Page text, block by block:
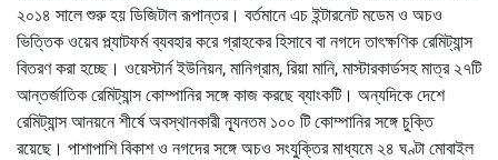
২০১৪ সালে শুরু হয় ডিজিটাল রূপান্তর। বর্তমানে এচ ইন্টারনেট মডেম ও অচও
ভিত্তিক ওয়েব প্ল্যাটফর্ম ব্যবহার করে গ্রাহকের হিসাবে বা নগদে তাৎক্ষণিক রেমিট্যান্স
বিতরণ করা হচ্ছে। ওয়েস্টার্ন ইউনিয়ন, মানিগ্রাম, রিয়া মানি, মাস্টারকার্ডসহ মাত্র ২৭টি
আন্তর্জাতিক রেমিট্যান্স কোম্পানির সঙ্গে কাজ করছে ব্যাংকটি। অন্যদিকে দেশে
রেমিট্যান্স আনয়নে শীর্ষে অবস্থানকারী ন্যূনতম ১০০ টি কোম্পানির সঙ্গে চুক্তি
রয়েছে। পাশাপাশি বিকাশ ও নগদের সঙ্গে অচও সংযুক্তির মাধ্যমে ২৪ ঘণ্টা মোবাইল